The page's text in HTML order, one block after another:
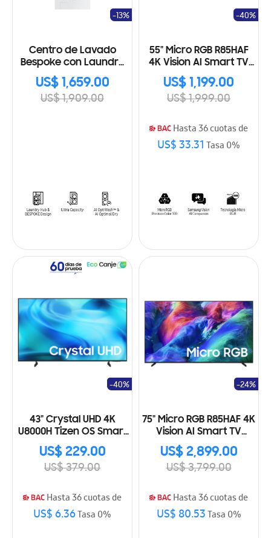
Centro de Lavado
Bespoke con Laundry
Hub de gran
capacidad
WH46DBH100GWA3
US$ 1,659.00
US$ 1,909.00
-13%
55" Micro RGB R85HAF
4K Vision AI Smart TV
(2026)
US$ 1,199.00
US$ 1,999.00
-40%
Hasta 36 cuotas de
US$ 33.31 Tasa 0%
43" Crystal UHD 4K
U8000H Tizen OS Smart
TV (2026)
US$ 229.00
US$ 379.00
-40%
Hasta 36 cuotas de
US$ 6.36Tasa 0%
75" Micro RGB R85HAF 4K
Vision AI Smart TV
(2026)
US$ 2,899.00
US$ 3,799.00
-24%
Hasta 36 cuotas de
US$ 80.53Tasa 0%